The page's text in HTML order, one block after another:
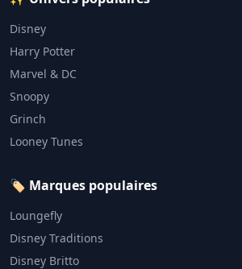
Disney
Harry Potter
Marvel & DC
Snoopy
Grinch
Looney Tunes
🏷️ Marques populaires
Loungefly
Disney Traditions
Disney Britto